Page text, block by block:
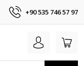
+90 535 746 57 97